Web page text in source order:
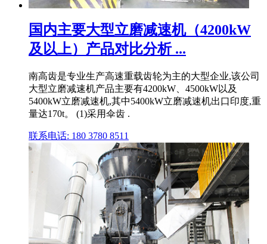
国内主要大型立磨减速机（4200kW
及以上）产品对比分析 ...
南高齿是专业生产高速重载齿轮为主的大型企业,该公司
大型立磨减速机产品主要有4200kW、4500kW以及
5400kW立磨减速机,其中5400kW立磨减速机出口印度,重
量达170t。 (1)采用伞齿 .
联系电话: 180 3780 8511